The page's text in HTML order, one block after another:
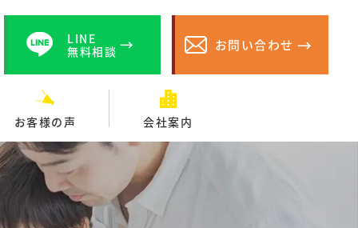
LINE
無料相談
お問い合わせ
お客様の声 会社案内